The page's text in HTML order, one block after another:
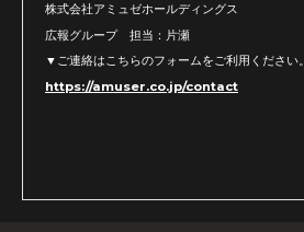
株式会社アミュゼホールディングス
広報グループ 担当：片瀬
▼ご連絡はこちらのフォームをご利用ください。
https://amuser.co.jp/contact